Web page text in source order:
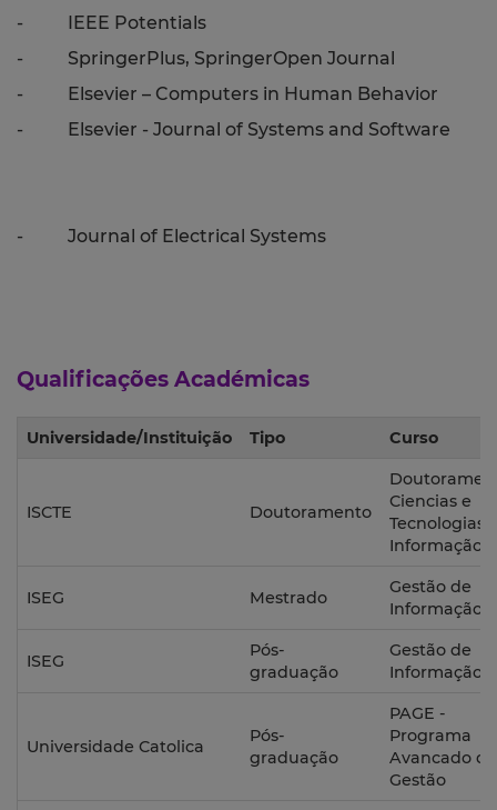
-
IEEE Potentials
-
SpringerPlus, SpringerOpen Journal
-
Elsevier – Computers in Human Behavior
-
Elsevier - Journal of Systems and Software
- Journal of Electrical Systems
Qualificações Académicas
Universidade/Instituição Tipo Curso
ISCTE Doutoramento
Ciencias e
Tecnologias
Informação
ISEG Mestrado
Gestão de
Informação
ISEG
Pós-
graduação
Gestão de
Informação
Universidade Catolica
Pós-
graduação
PAGE -
Programa
Avancado de
Gestão